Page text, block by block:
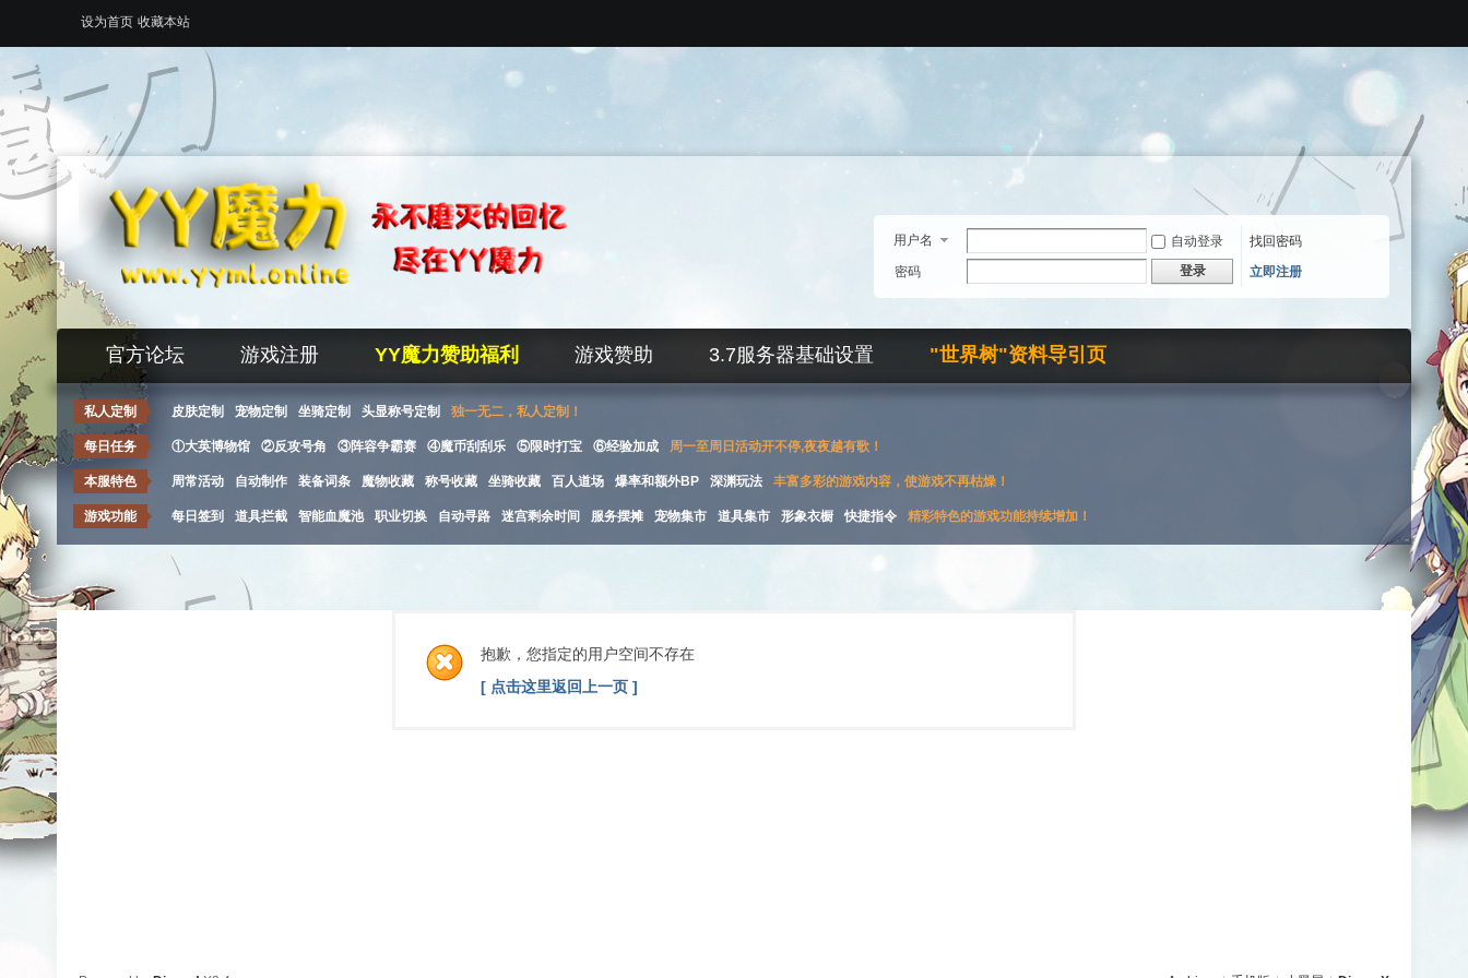
设为首页 收藏本站
用户名 自动登录
找回密码
密码
登录 立即注册
官方论坛 游戏注册 YY魔力赞助福利 游戏赞助 3.7服务器基础设置 "世界树"资料导引页
私人定制 皮肤定制 宠物定制 坐骑定制 头显称号定制 独一无二，私人定制！
每日任务 ①大英博物馆 ②反攻号角 ③阵容争霸赛 ④魔币刮刮乐 ⑤限时打宝 ⑥经验加成 周一至周日活动开不停,夜夜越有歌！
本服特色 周常活动 自动制作 装备词条 魔物收藏 称号收藏 坐骑收藏 百人道场 爆率和额外BP 深渊玩法 丰富多彩的游戏内容，使游戏不再枯燥！
游戏功能 每日签到 道具拦截 智能血魔池 职业切换 自动寻路 迷宫剩余时间 服务摆摊 宠物集市 道具集市 形象衣橱 快捷指令 精彩特色的游戏功能持续增加！
抱歉，您指定的用户空间不存在
[ 点击这里返回上一页 ]